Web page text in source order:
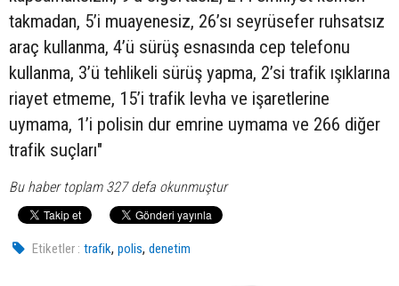
takmadan, 5’i muayenesiz, 26’sı seyrüsefer ruhsatsız
araç kullanma, 4’ü sürüş esnasında cep telefonu
kullanma, 3’ü tehlikeli sürüş yapma, 2’si trafik ışıklarına
riayet etmeme, 15’i trafik levha ve işaretlerine
uymama, 1’i polisin dur emrine uymama ve 266 diğer
trafik suçları"
Bu haber toplam 327 defa okunmuştur
Etiketler : trafik,polis,denetim